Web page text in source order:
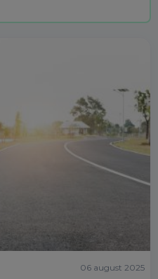
06 august 2025